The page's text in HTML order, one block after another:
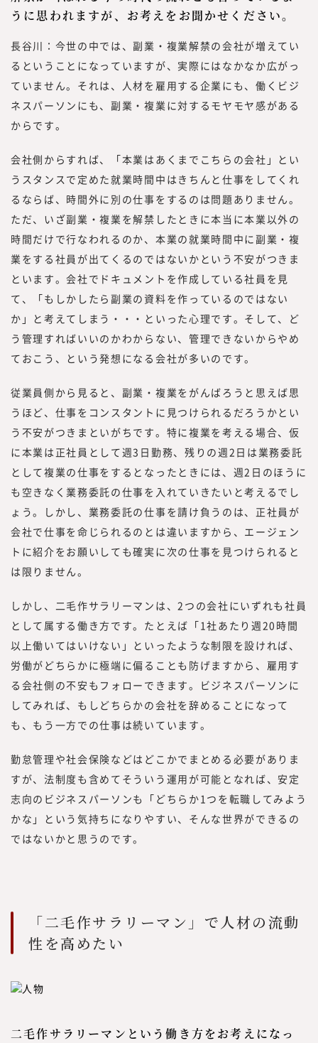
うに思われますが、お考えをお聞かせください。
長谷川：今世の中では、副業・複業解禁の会社が増えてい
るということになっていますが、実際にはなかなか広がっ
ていません。それは、人材を雇用する企業にも、働くビジ
ネスパーソンにも、副業・複業に対するモヤモヤ感がある
からです。
会社側からすれば、「本業はあくまでこちらの会社」とい
うスタンスで定めた就業時間中はきちんと仕事をしてくれ
るならば、時間外に別の仕事をするのは問題ありません。
ただ、いざ副業・複業を解禁したときに本当に本業以外の
時間だけで行なわれるのか、本業の就業時間中に副業・複
業をする社員が出てくるのではないかという不安がつきま
といます。会社でドキュメントを作成している社員を見
て、「もしかしたら副業の資料を作っているのではない
か」と考えてしまう・・・といった心理です。そして、ど
う管理すればいいのかわからない、管理できないからやめ
ておこう、という発想になる会社が多いのです。
従業員側から見ると、副業・複業をがんばろうと思えば思
うほど、仕事をコンスタントに見つけられるだろうかとい
う不安がつきまといがちです。特に複業を考える場合、仮
に本業は正社員として週3日勤務、残りの週2日は業務委託
として複業の仕事をするとなったときには、週2日のほうに
も空きなく業務委託の仕事を入れていきたいと考えるでし
ょう。しかし、業務委託の仕事を請け負うのは、正社員が
会社で仕事を命じられるのとは違いますから、エージェン
トに紹介をお願いしても確実に次の仕事を見つけられると
は限りません。
しかし、二毛作サラリーマンは、2つの会社にいずれも社員
として属する働き方です。たとえば「1社あたり週20時間
以上働いてはいけない」といったような制限を設ければ、
労働がどちらかに極端に偏ることも防げますから、雇用す
る会社側の不安もフォローできます。ビジネスパーソンに
してみれば、もしどちらかの会社を辞めることになって
も、もう一方での仕事は続いています。
勤怠管理や社会保険などはどこかでまとめる必要がありま
すが、法制度も含めてそういう運用が可能となれば、安定
志向のビジネスパーソンも「どちらか1つを転職してみよう
かな」という気持ちになりやすい、そんな世界ができるの
ではないかと思うのです。
「二毛作サラリーマン」で人材の流動
性を高めたい
二毛作サラリーマンという働き方をお考えになっ